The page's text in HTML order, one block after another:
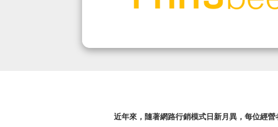
近年來，隨著網路行銷模式日新月異，每位經